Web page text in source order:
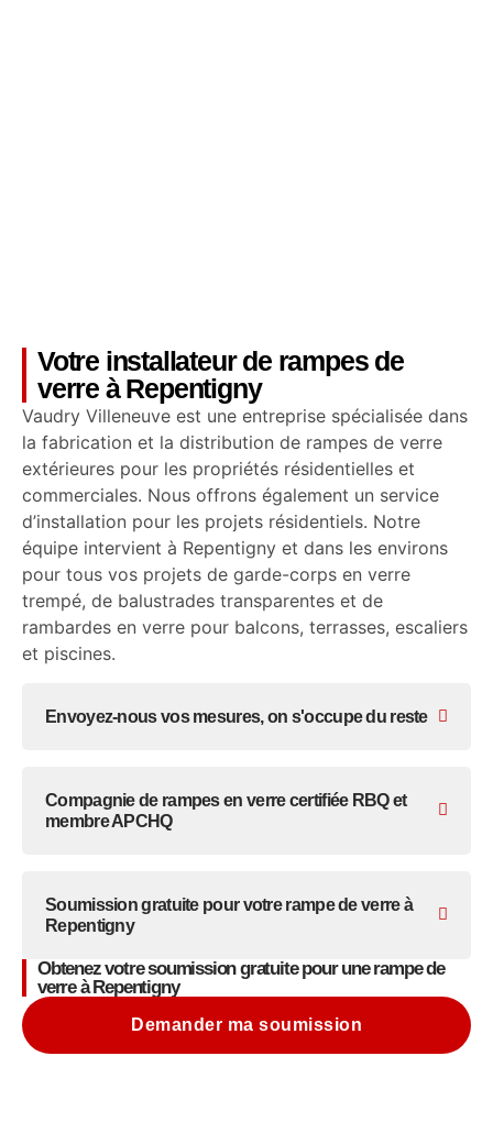
Votre installateur de rampes de
verre à Repentigny
Vaudry Villeneuve est une entreprise spécialisée dans
la fabrication et la distribution de rampes de verre
extérieures pour les propriétés résidentielles et
commerciales. Nous offrons également un service
d’installation pour les projets résidentiels. Notre
équipe intervient à Repentigny et dans les environs
pour tous vos projets de garde-corps en verre
trempé, de balustrades transparentes et de
rambardes en verre pour balcons, terrasses, escaliers
et piscines.
Envoyez-nous vos mesures, on s'occupe du reste
Compagnie de rampes en verre certifiée RBQ et
membre APCHQ
Soumission gratuite pour votre rampe de verre à
Repentigny
Obtenez votre soumission gratuite pour une rampe de
verre à Repentigny
Demander ma soumission